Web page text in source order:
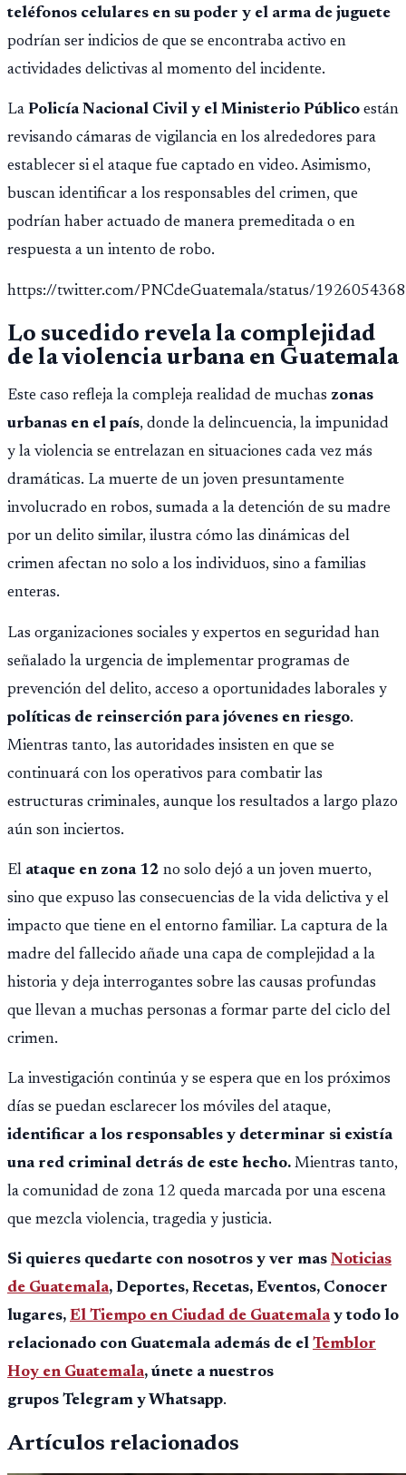
teléfonos celulares en su poder y el arma de juguete
podrían ser indicios de que se encontraba activo en
actividades delictivas al momento del incidente.
La Policía Nacional Civil y el Ministerio Público están
revisando cámaras de vigilancia en los alrededores para
establecer si el ataque fue captado en video. Asimismo,
buscan identificar a los responsables del crimen, que
podrían haber actuado de manera premeditada o en
respuesta a un intento de robo.
https://twitter.com/PNCdeGuatemala/status/
Lo sucedido revela la complejidad
de la violencia urbana en Guatemala
Este caso refleja la compleja realidad de muchas zonas
urbanas en el país, donde la delincuencia, la impunidad
y la violencia se entrelazan en situaciones cada vez más
dramáticas. La muerte de un joven presuntamente
involucrado en robos, sumada a la detención de su madre
por un delito similar, ilustra cómo las dinámicas del
crimen afectan no solo a los individuos, sino a familias
enteras.
Las organizaciones sociales y expertos en seguridad han
señalado la urgencia de implementar programas de
prevención del delito, acceso a oportunidades laborales y
políticas de reinserción para jóvenes en riesgo.
Mientras tanto, las autoridades insisten en que se
continuará con los operativos para combatir las
estructuras criminales, aunque los resultados a largo plazo
aún son inciertos.
El ataque en zona 12 no solo dejó a un joven muerto,
sino que expuso las consecuencias de la vida delictiva y el
impacto que tiene en el entorno familiar. La captura de la
madre del fallecido añade una capa de complejidad a la
historia y deja interrogantes sobre las causas profundas
que llevan a muchas personas a formar parte del ciclo del
crimen.
La investigación continúa y se espera que en los próximos
días se puedan esclarecer los móviles del ataque,
identificar a los responsables y determinar si existía
una red criminal detrás de este hecho. Mientras tanto,
la comunidad de zona 12 queda marcada por una escena
que mezcla violencia, tragedia y justicia.
Si quieres quedarte con nosotros y ver mas Noticias
de Guatemala, Deportes, Recetas, Eventos, Conocer
lugares, El Tiempo en Ciudad de Guatemalay todo lo
relacionado con Guatemala además de el Temblor
Hoy en Guatemala, únete a nuestros
grupos Telegram y Whatsapp.
Artículos relacionados